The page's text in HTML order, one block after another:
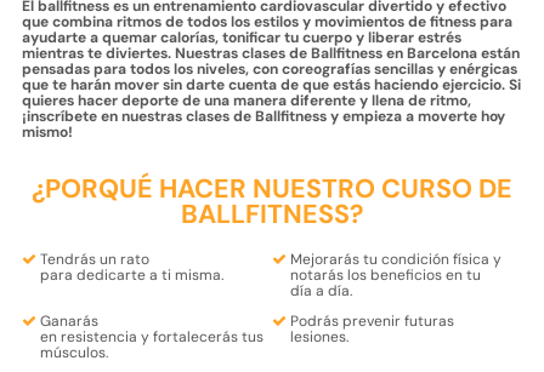
El ballfitness es un entrenamiento cardiovascular divertido y efectivo
que combina ritmos de todos los estilos y movimientos de fitness para
ayudarte a quemar calorías, tonificar tu cuerpo y liberar estrés
mientras te diviertes. Nuestras clases de Ballfitness en Barcelona están
pensadas para todos los niveles, con coreografías sencillas y enérgicas
que te harán mover sin darte cuenta de que estás haciendo ejercicio. Si
quieres hacer deporte de una manera diferente y llena de ritmo,
¡inscríbete en nuestras clases de Ballfitness y empieza a moverte hoy
mismo!
¿PORQUÉ HACER NUESTRO CURSO DE
BALLFITNESS?
Tendrás un rato
para dedicarte a ti misma.
Mejorarás tu condición física y
notarás losbeneficiosen tu
día a día.
Ganarás
enresistencia yfortalecerástus
músculos.
Podrásprevenir futuras
lesiones.